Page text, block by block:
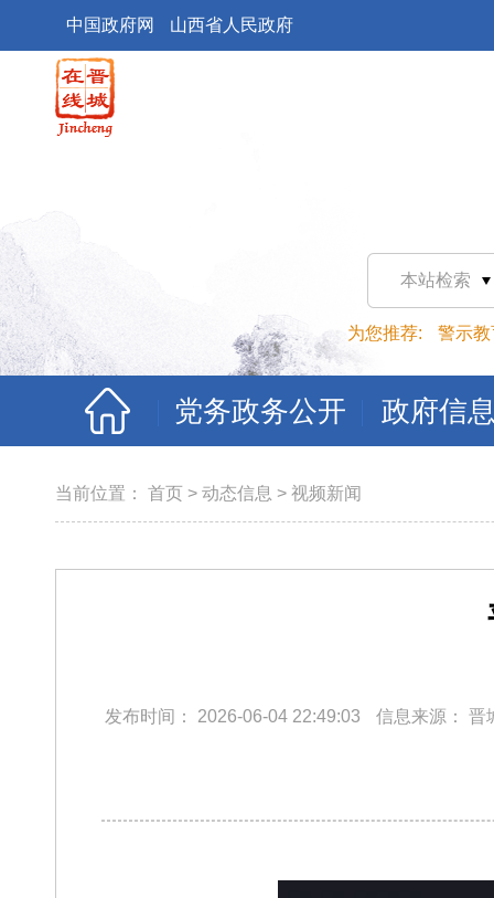
中国政府网 山西省人民政府
本站检索
为您推荐: 警示教
党务政务公开 政府信
当前位置： 首页 > 动态信息 > 视频新闻
发布时间： 2026-06-04 22:49:03 信息来源： 晋